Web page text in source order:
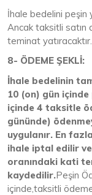
İhale bedelini peşin
Ancak taksitli satın
teminat yatıracaktır.
8- ÖDEME ŞEKLİ:
İhale bedelinin
10 (on) gün
içinde 4 taksitle
gününde)
uygulanır. En
ihale iptal edilir
oranındaki kati
kaydedilir.Peşin
içinde,taksitli